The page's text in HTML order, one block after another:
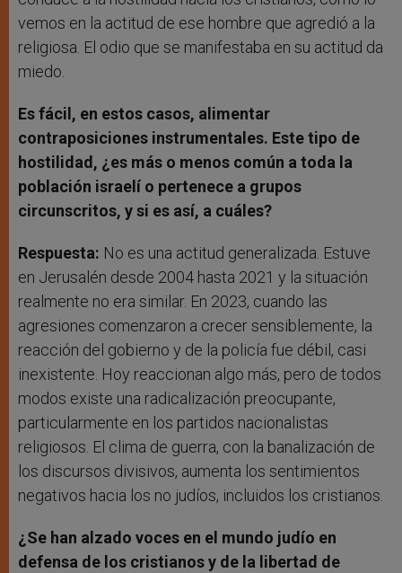
vemos en la actitud de ese hombre que agredió a la
religiosa. El odio que se manifestaba en su actitud da
miedo.
Es fácil, en estos casos, alimentar
contraposiciones instrumentales. Este tipo de
hostilidad, ¿es más o menos común a toda la
población israelí o pertenece a grupos
circunscritos, y si es así, a cuáles?
Respuesta: No es una actitud generalizada. Estuve
en Jerusalén desde 2004 hasta 2021 y la situación
realmente no era similar. En 2023, cuando las
agresiones comenzaron a crecer sensiblemente, la
reacción del gobierno y de la policía fue débil, casi
inexistente. Hoy reaccionan algo más, pero de todos
modos existe una radicalización preocupante,
particularmente en los partidos nacionalistas
religiosos. El clima de guerra, con la banalización de
los discursos divisivos, aumenta los sentimientos
negativos hacia los no judíos, incluidos los cristianos.
¿Se han alzado voces en el mundo judío en
defensa de los cristianos y de la libertad de